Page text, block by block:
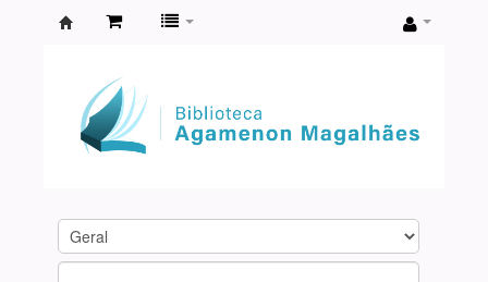
Agamenon
Magalhães